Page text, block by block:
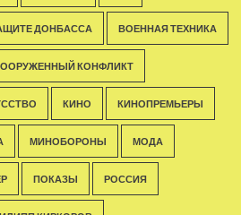
ДОНБАССА ВОЕННАЯ ТЕХНИКА
КОНФЛИКТ
КИНО КИНОПРЕМЬЕРЫ
МИНОБОРОНЫ МОДА
ПОКАЗЫ РОССИЯ